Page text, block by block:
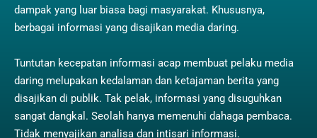
dampak yang luar biasa bagi masyarakat. Khususnya,
berbagai informasi yang disajikan media daring.
Tuntutan kecepatan informasi acap membuat pelaku media
daring melupakan kedalaman dan ketajaman berita yang
disajikan di publik. Tak pelak, informasi yang disuguhkan
sangat dangkal. Seolah hanya memenuhi dahaga pembaca.
Tidak menyajikan analisa dan intisari informasi.